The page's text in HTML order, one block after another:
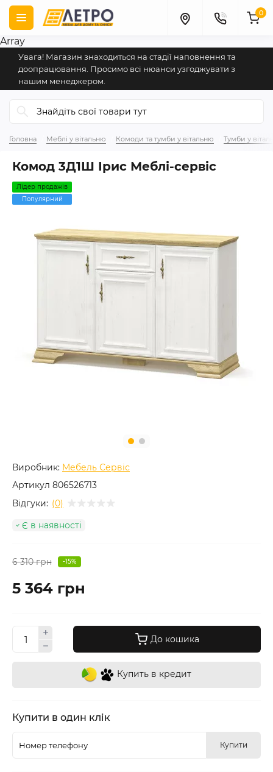
Array
Увага! Магазин знаходиться на стадії наповнення та
доопрацювання. Просимо всі нюанси узгоджувати з
нашим менеджером.
0
Головна Меблі у вітальню Комоди та тумби у вітальню Тумби у
Комод 3Д1Ш Ірис Меблі-сервіс
Лідер продажів
Популярний
Виробник: Мебель Сервіс
Артикул 806526713
Відгуки: (0)
Є в наявності
6 310 грн -15%
5 364 грн
До кошика
Купить в кредит
Купити в один клік
Купити